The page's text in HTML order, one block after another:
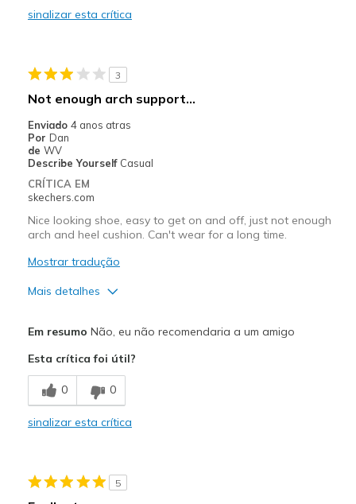
Melhores utilizações
Going Out
Travel
Sizing
Feels true to size
sinalizar esta crítica
3
Not enough arch support...
Enviado 4 anos atras
Por Dan
de WV
Describe Yourself Casual
CRÍTICA EM
skechers.com
Nice looking shoe, easy to get on and off, just not enough
arch and heel cushion. Can't wear for a long time.
Mostrar tradução
Mais detalhes
Breathe Well
Contras
Poor Cushioning
Em resumo Não, eu não recomendaria a um amigo
Esta crítica foi útil?
0 0
sinalizar esta crítica
5